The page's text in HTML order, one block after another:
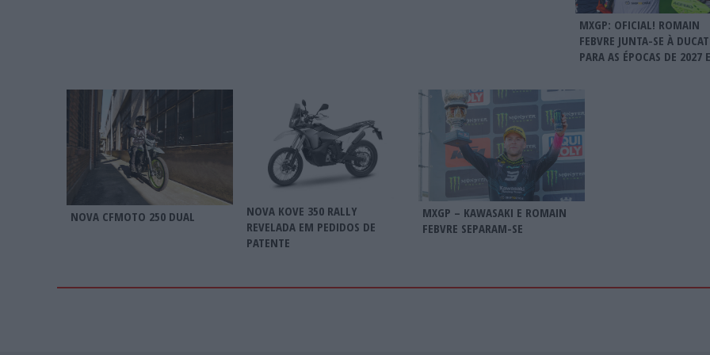
MXGP: OFICIAL! ROMAIN
FEBVRE JUNTA-SE À
PARA AS ÉPOCAS DE 2027
NOVA CFMOTO 250 DUAL
NOVA KOVE 350 RALLY
REVELADA EM PEDIDOS DE
PATENTE
MXGP – KAWASAKI E ROMAIN
FEBVRE SEPARAM-SE